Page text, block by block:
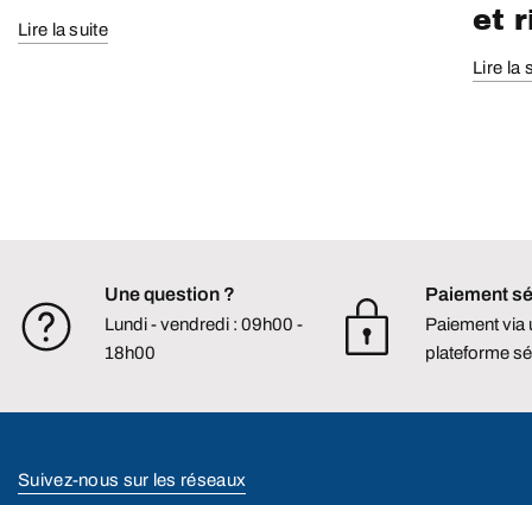
Lire la suite
et
Lire la
Une question ?
Lundi - vendredi : 09h00 -
18h00
Paiement
Paiement via
plateforme
Suivez-nous sur les réseaux